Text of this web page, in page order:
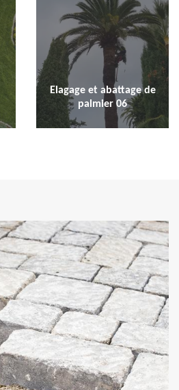
Elagage et abattage de
palmier 06